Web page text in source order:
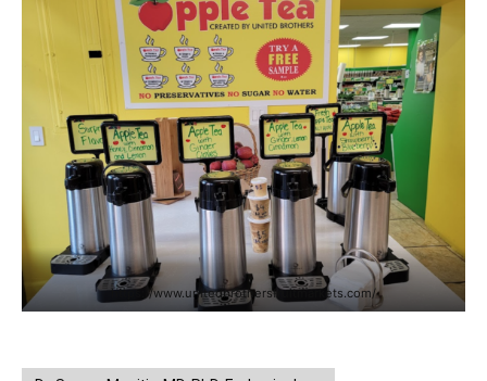
https://www.unitedbrothersfruitmarkets.com/